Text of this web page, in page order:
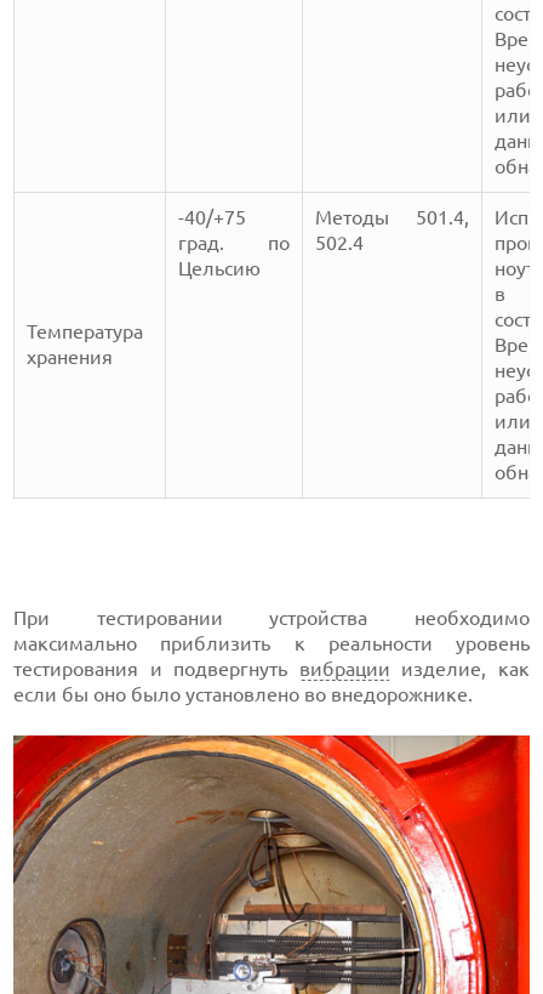
Температура
хранения
-40/+75
град. по
Цельсию
Методы 501.4,
502.4
в
При тестировании устройства необходимо
максимально приблизить к реальности уровень
тестирования и подвергнуть вибрации изделие, как
если бы оно было установлено во внедорожнике.